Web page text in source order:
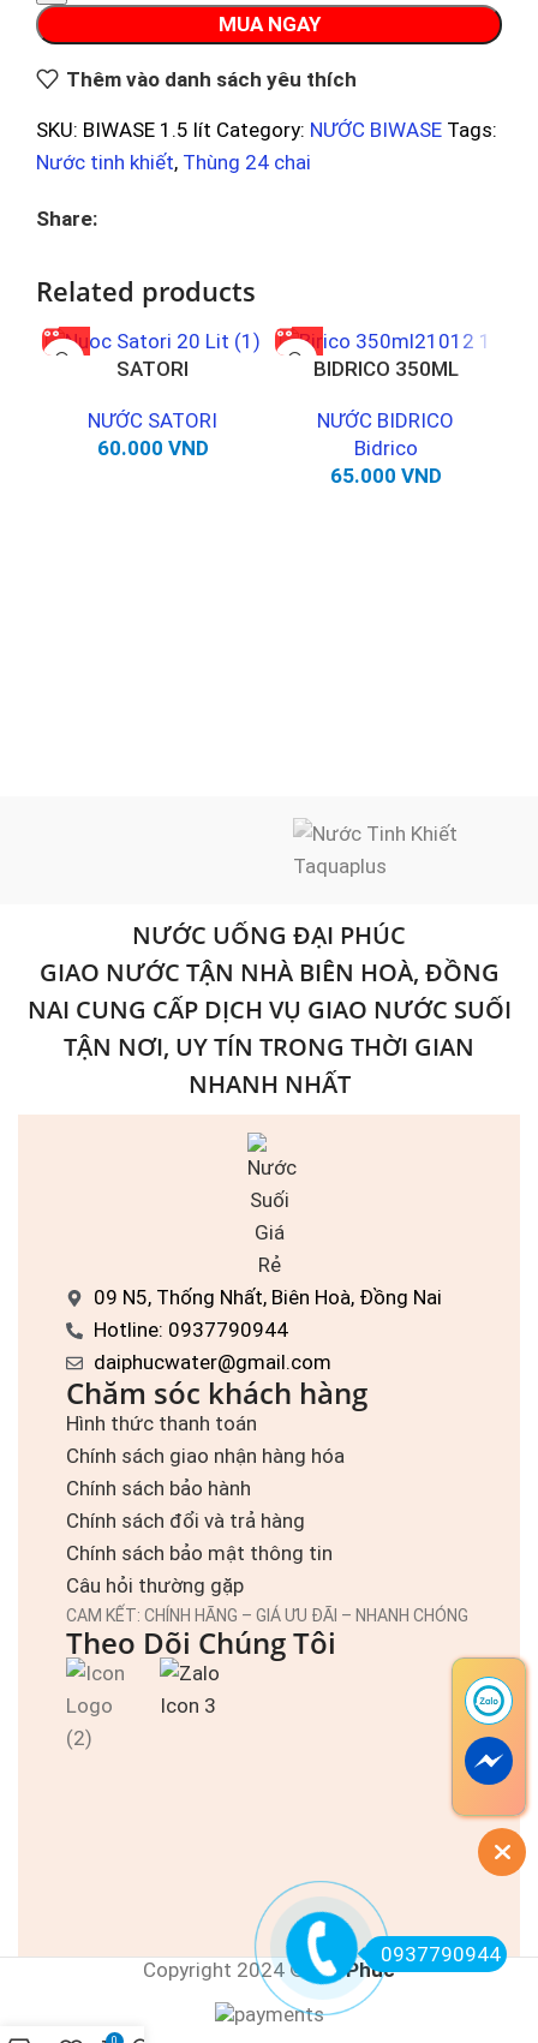
MUA NGAY
Thêm vào danh sách yêu thích
SKU: BIWASE 1.5 lít Category: NƯỚC BIWASE Tags:
Nước tinh khiết, Thùng 24 chai
Share:
Related products
SATORI
NƯỚC SATORI
60.000 VND
BIDRICO 350ML
NƯỚC BIDRICO
Bidrico
65.000 VND
NƯỚC UỐNG ĐẠI PHÚC
GIAO NƯỚC TẬN NHÀ BIÊN HOÀ, ĐỒNG
NAI CUNG CẤP DỊCH VỤ GIAO NƯỚC SUỐI
TẬN NƠI, UY TÍN TRONG THỜI GIAN
NHANH NHẤT
09 N5, Thống Nhất, Biên Hoà, Đồng Nai
Hotline: 0937790944
daiphucwater@gmail.com
Chăm sóc khách hàng
Hình thức thanh toán
Chính sách giao nhận hàng hóa
Chính sách bảo hành
Chính sách đổi và trả hàng
Chính sách bảo mật thông tin
Câu hỏi thường gặp
CAM KẾT: CHÍNH HÃNG – GIÁ ƯU ĐÃI – NHANH CHÓNG
Theo Dõi Chúng Tôi
Copyright 2024 © Đại Phúc
0
0937790944